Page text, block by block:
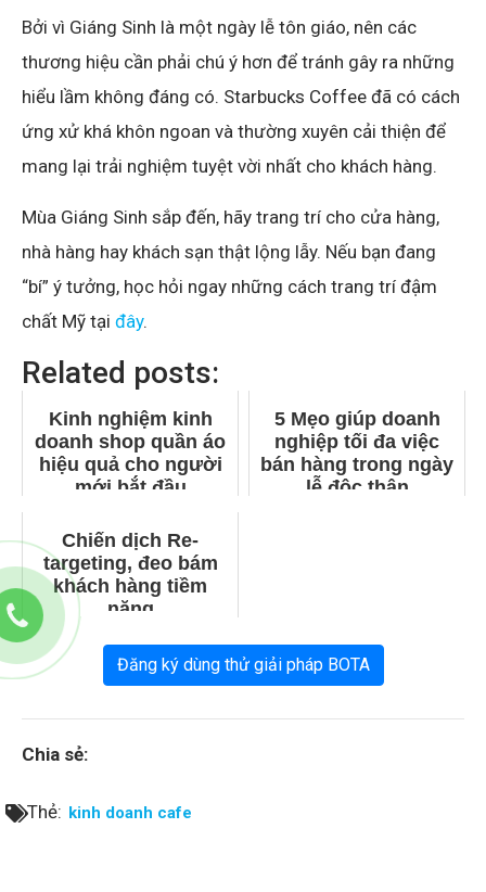
Bởi vì Giáng Sinh là một ngày lễ tôn giáo, nên các
thương hiệu cần phải chú ý hơn để tránh gây ra những
hiểu lầm không đáng có. Starbucks Coffee đã có cách
ứng xử khá khôn ngoan và thường xuyên cải thiện để
mang lại trải nghiệm tuyệt vời nhất cho khách hàng.
Mùa Giáng Sinh sắp đến, hãy trang trí cho cửa hàng,
nhà hàng hay khách sạn thật lộng lẫy. Nếu bạn đang
“bí” ý tưởng, học hỏi ngay những cách trang trí đậm
chất Mỹ tại đây.
Related posts:
Kinh nghiệm kinh
doanh shop quần áo
hiệu quả cho người
mới bắt đầu
5 Mẹo giúp doanh
nghiệp tối đa việc
bán hàng trong ngày
lễ độc thân
Chiến dịch Re-
targeting, đeo bám
khách hàng tiềm
năng
Đăng ký dùng thử giải pháp BOTA
Chia sẻ:
Thẻ: kinh doanh cafe